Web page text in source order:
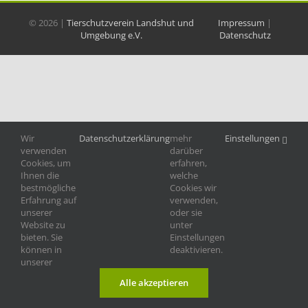
©2026 |Tierschutzverein Landshut und
Umgebung e.V.
Impressum |
Datenschutz
Wir
verwenden
Cookies, um
Ihnen die
bestmögliche
Erfahrung auf
unserer
Website zu
bieten. Sie
können in
unserer
Datenschutzerklärungmehr
darüber
erfahren,
welche
Cookies wir
verwenden,
oder sie
unter
Einstellungen
deaktivieren.
Einstellungen
Alle akzeptieren